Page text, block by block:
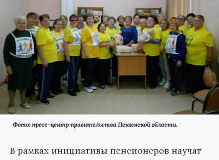
Фото: пресс-центр правительства Пензенской области.
В рамках инициативы пенсионеров научат